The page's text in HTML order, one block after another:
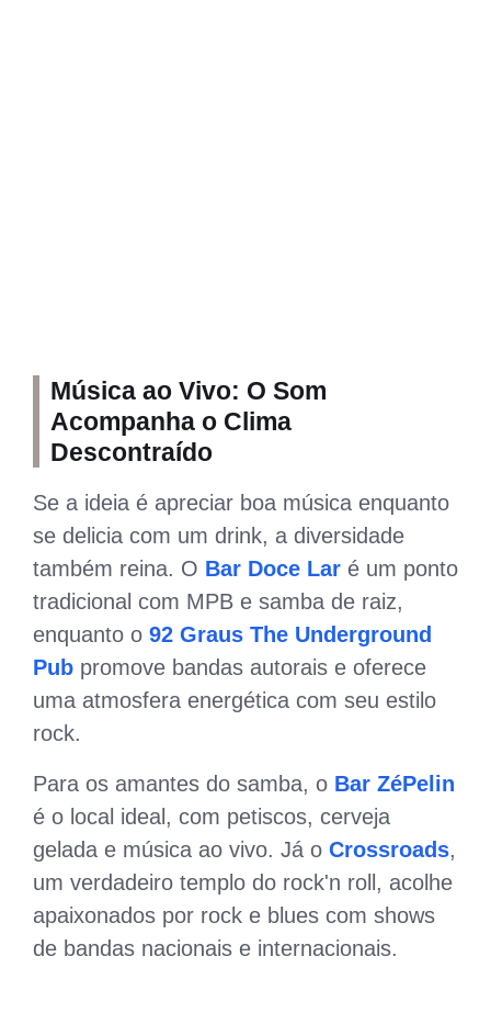
Música ao Vivo: O Som
Acompanha o Clima
Descontraído
Se a ideia é apreciar boa música enquanto
se delicia com um drink, a diversidade
também reina. O Bar Doce Lar é um ponto
tradicional com MPB e samba de raiz,
enquanto o 92 Graus The Underground
Pub promove bandas autorais e oferece
uma atmosfera energética com seu estilo
rock.
Para os amantes do samba, o Bar ZéPelin
é o local ideal, com petiscos, cerveja
gelada e música ao vivo. Já o Crossroads,
um verdadeiro templo do rock'n roll, acolhe
apaixonados por rock e blues com shows
de bandas nacionais e internacionais.